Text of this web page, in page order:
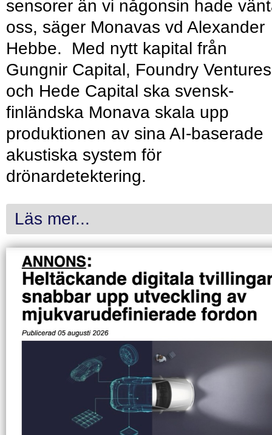
sensorer än vi någonsin hade
oss, säger Monavas vd Alexander
Hebbe. Med nytt kapital från
Gungnir Capital, Foundry Ventures
och Hede Capital ska svensk-
finländska Monava skala upp
produktionen av sina AI-baserade
akustiska system för
drönardetektering.
Läs mer...